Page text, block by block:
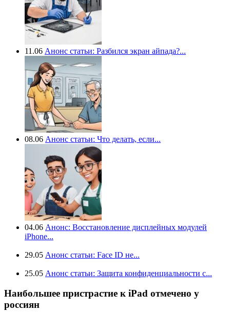
11.06 Анонс статьи: Разбился экран айпада?...
08.06 Анонс статьи: Что делать, если...
04.06 Анонс: Восстановление дисплейных модулей
iPhone...
29.05 Анонс статьи: Face ID не...
25.05 Анонс статьи: Защита конфиденциальности с...
Наибольшее пристрастие к iPad отмечено у
россиян